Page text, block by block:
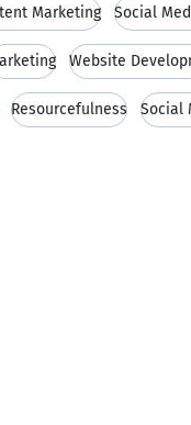
Marketing Social
Website
Resourcefulness Social